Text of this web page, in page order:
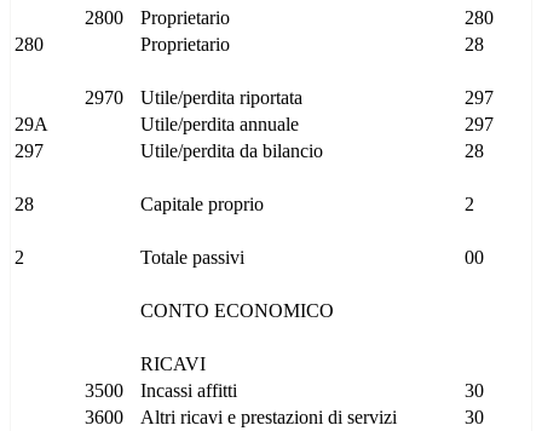
2800 Proprietario
280
280
Proprietario 28
2970 Utile/perdita riportata
297
29A
Utile/perdita annuale
297
297
Utile/perdita da bilancio 28
28 Capitale proprio 2
2 Totale passivi 00
CONTO ECONOMICO
RICAVI
3500
Incassi affitti
30
3600
Altri ricavi e prestazioni di servizi
30